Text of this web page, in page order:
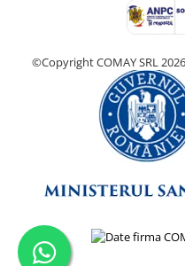
©Copyright COMAY SRL 2026